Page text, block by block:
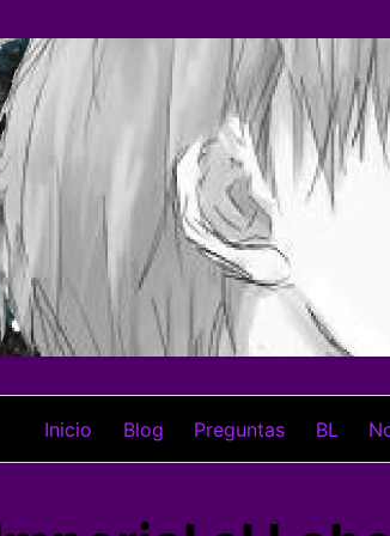
Inicio Blog Preguntas BL